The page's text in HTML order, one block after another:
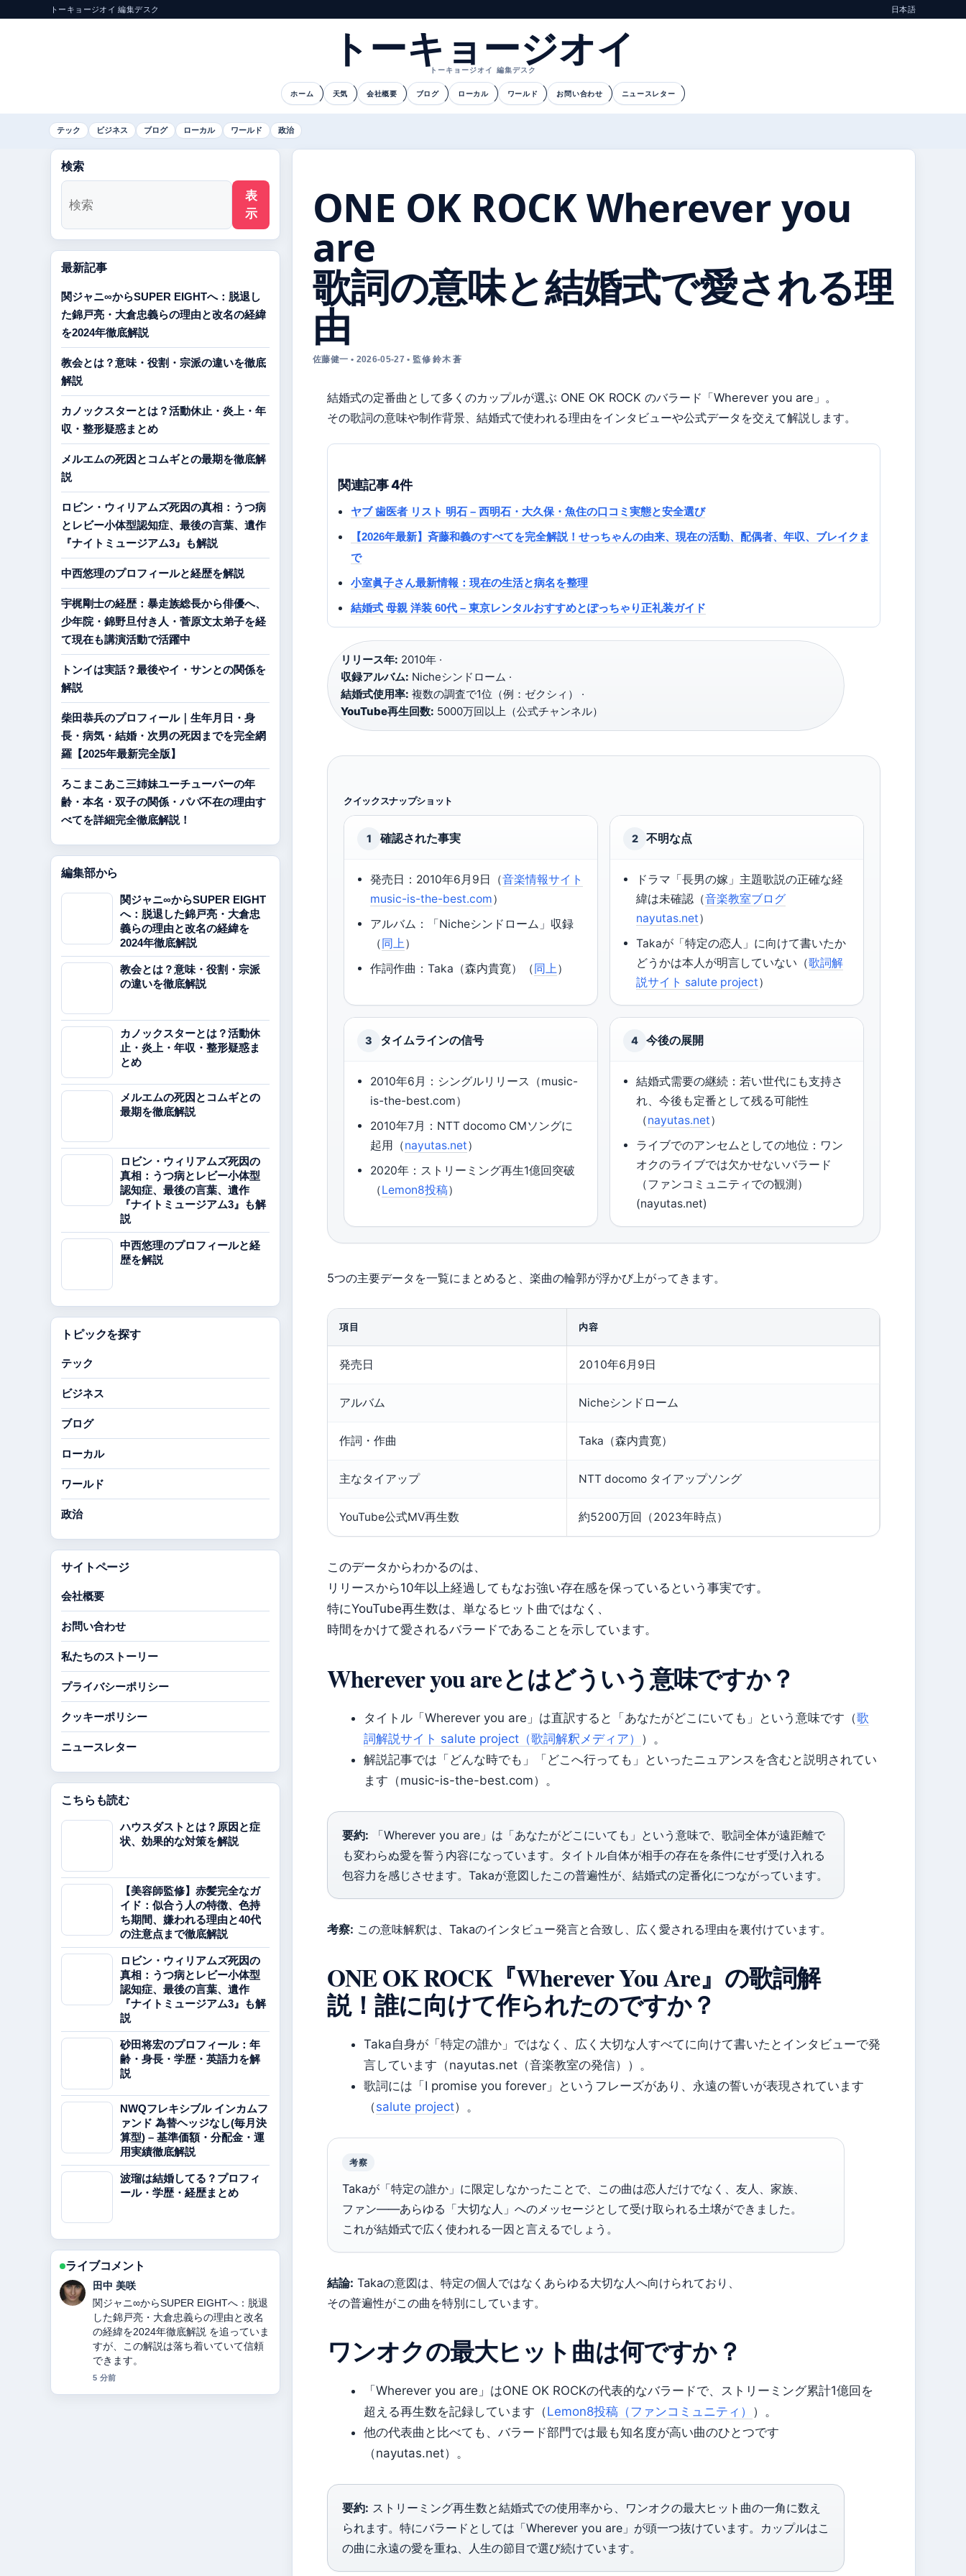
トーキョージオイ 編集デスク 日本語
トーキョージオイ
トーキョージオイ 編集デスク
ホーム 天気 会社概要 ブログ ローカル ワールド お問い合わせ ニュースレター
テック ビジネス ブログ ローカル ワールド 政治
ONE OK ROCK Wherever you
are
歌詞の意味と結婚式で愛される理
由
佐藤健一 • 2026-05-27 • 監修 鈴木 蒼
結婚式の定番曲として多くのカップルが選ぶ ONE OK ROCK のバラード「Wherever you are」。
その歌詞の意味や制作背景、結婚式で使われる理由をインタビューや公式データを交えて解説します。
関連記事 4件
ヤブ 歯医者 リスト 明石 – 西明石・大久保・魚住の口コミ実態と安全選び
【2026年最新】斉藤和義のすべてを完全解説！せっちゃんの由来、現在の活動、配偶者、年収、ブレイクま
で
小室眞子さん最新情報：現在の生活と病名を整理
結婚式 母親 洋装 60代 – 東京レンタルおすすめとぽっちゃり正礼装ガイド
リリース年: 2010年 ·
収録アルバム: Nicheシンドローム ·
結婚式使用率: 複数の調査で1位（例：ゼクシィ） ·
YouTube再生回数: 5000万回以上（公式チャンネル）
クイックスナップショット
1 確認された事実
発売日：2010年6月9日（音楽情報サイト
music-is-the-best.com）
アルバム：「Nicheシンドローム」収録
（同上）
作詞作曲：Taka（森内貴寛）（同上）
2 不明な点
ドラマ「長男の嫁」主題歌説の正確な経
緯は未確認（音楽教室ブログ
nayutas.net）
Takaが「特定の恋人」に向けて書いたか
どうかは本人が明言していない（歌詞解
説サイト salute project）
3 タイムラインの信号
2010年6月：シングルリリース（music-
is-the-best.com）
2010年7月：NTT docomo CMソングに
起用（nayutas.net）
2020年：ストリーミング再生1億回突破
（Lemon8投稿）
4 今後の展開
結婚式需要の継続：若い世代にも支持さ
れ、今後も定番として残る可能性
（nayutas.net）
ライブでのアンセムとしての地位：ワン
オクのライブでは欠かせないバラード
（ファンコミュニティでの観測）
(nayutas.net)
5つの主要データを一覧にまとめると、楽曲の輪郭が浮かび上がってきます。
項目 内容
発売日 2010年6月9日
アルバム Nicheシンドローム
作詞・作曲 Taka（森内貴寛）
主なタイアップ NTT docomo タイアップソング
YouTube公式MV再生数 約5200万回（2023年時点）
このデータからわかるのは、
リリースから10年以上経過してもなお強い存在感を保っているという事実です。
特にYouTube再生数は、単なるヒット曲ではなく、
時間をかけて愛されるバラードであることを示しています。
Wherever you areとはどういう意味ですか？
タイトル「Wherever you are」は直訳すると「あなたがどこにいても」という意味です（歌
詞解説サイト salute project（歌詞解釈メディア） ）。
解説記事では「どんな時でも」「どこへ行っても」といったニュアンスを含むと説明されてい
ます（music-is-the-best.com）。
要約: 「Wherever you are」は「あなたがどこにいても」という意味で、歌詞全体が遠距離で
も変わらぬ愛を誓う内容になっています。タイトル自体が相手の存在を条件にせず受け入れる
包容力を感じさせます。Takaが意図したこの普遍性が、結婚式の定番化につながっています。
考察: この意味解釈は、Takaのインタビュー発言と合致し、広く愛される理由を裏付けています。
ONE OK ROCK『Wherever You Are』の歌詞解
説！誰に向けて作られたのですか？
Taka自身が「特定の誰か」ではなく、広く大切な人すべてに向けて書いたとインタビューで発
言しています（nayutas.net（音楽教室の発信））。
歌詞には「I promise you forever」というフレーズがあり、永遠の誓いが表現されています
（salute project）。
考察
Takaが「特定の誰か」に限定しなかったことで、この曲は恋人だけでなく、友人、家族、
ファン――あらゆる「大切な人」へのメッセージとして受け取られる土壌ができました。
これが結婚式で広く使われる一因と言えるでしょう。
結論: Takaの意図は、特定の個人ではなくあらゆる大切な人へ向けられており、
その普遍性がこの曲を特別にしています。
ワンオクの最大ヒット曲は何ですか？
「Wherever you are」はONE OK ROCKの代表的なバラードで、ストリーミング累計1億回を
超える再生数を記録しています（Lemon8投稿（ファンコミュニティ） ）。
他の代表曲と比べても、バラード部門では最も知名度が高い曲のひとつです
（nayutas.net）。
要約: ストリーミング再生数と結婚式での使用率から、ワンオクの最大ヒット曲の一角に数え
られます。特にバラードとしては「Wherever you are」が頭一つ抜けています。カップルはこ
の曲に永遠の愛を重ね、人生の節目で選び続けています。
検索
表
示
最新記事
関ジャニ∞からSUPER EIGHTへ：脱退し
た錦戸亮・大倉忠義らの理由と改名の経緯
を2024年徹底解説
教会とは？意味・役割・宗派の違いを徹底
解説
カノックスターとは？活動休止・炎上・年
収・整形疑惑まとめ
メルエムの死因とコムギとの最期を徹底解
説
ロビン・ウィリアムズ死因の真相：うつ病
とレビー小体型認知症、最後の言葉、遺作
『ナイトミュージアム3』も解説
中西悠理のプロフィールと経歴を解説
宇梶剛士の経歴：暴走族総長から俳優へ、
少年院・錦野旦付き人・菅原文太弟子を経
て現在も講演活動で活躍中
トンイは実話？最後やイ・サンとの関係を
解説
柴田恭兵のプロフィール｜生年月日・身
長・病気・結婚・次男の死因までを完全網
羅【2025年最新完全版】
ろこまこあこ三姉妹ユーチューバーの年
齢・本名・双子の関係・パパ不在の理由す
べてを詳細完全徹底解説！
編集部から
関ジャニ∞からSUPER EIGHT
へ：脱退した錦戸亮・大倉忠
義らの理由と改名の経緯を
2024年徹底解説
教会とは？意味・役割・宗派
の違いを徹底解説
カノックスターとは？活動休
止・炎上・年収・整形疑惑ま
とめ
メルエムの死因とコムギとの
最期を徹底解説
ロビン・ウィリアムズ死因の
真相：うつ病とレビー小体型
認知症、最後の言葉、遺作
『ナイトミュージアム3』も解
説
中西悠理のプロフィールと経
歴を解説
トピックを探す
テック
ビジネス
ブログ
ローカル
ワールド
政治
サイトページ
会社概要
お問い合わせ
私たちのストーリー
プライバシーポリシー
クッキーポリシー
ニュースレター
こちらも読む
ハウスダストとは？原因と症
状、効果的な対策を解説
【美容師監修】赤髪完全なガ
イド：似合う人の特徴、色持
ち期間、嫌われる理由と40代
の注意点まで徹底解説
ロビン・ウィリアムズ死因の
真相：うつ病とレビー小体型
認知症、最後の言葉、遺作
『ナイトミュージアム3』も解
説
砂田将宏のプロフィール：年
齢・身長・学歴・英語力を解
説
NWQフレキシブル インカムフ
ァンド 為替ヘッジなし(毎月決
算型) – 基準価額・分配金・運
用実績徹底解説
波瑠は結婚してる？プロフィ
ール・学歴・経歴まとめ
ライブコメント
中村 悠斗
教会とは？意味・役割・宗派の違いを
徹底解説 の背景説明が助かります。ラ
イブ更新を続けてください。
7 分前